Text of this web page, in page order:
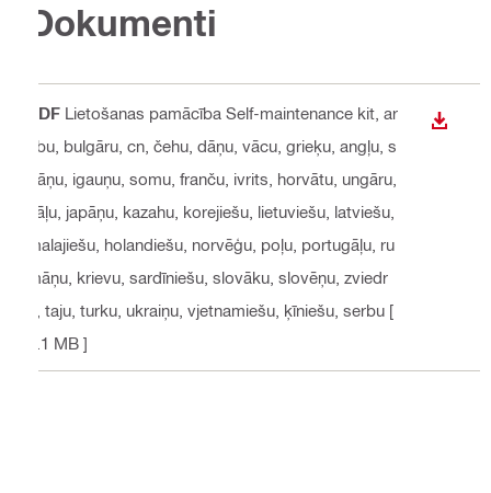
Dokumenti
PDF Lietošanas pamācība Self-maintenance kit , ar
ābu, bulgāru, cn, čehu, dāņu, vācu, grieķu, angļu, s
pāņu, igauņu, somu, franču, ivrits, horvātu, ungāru,
itāļu, japāņu, kazahu, korejiešu, lietuviešu, latviešu,
malajiešu, holandiešu, norvēģu, poļu, portugāļu, ru
māņu, krievu, sardīniešu, slovāku, slovēņu, zviedr
u, taju, turku, ukraiņu, vjetnamiešu, ķīniešu, serbu [
2.1 MB ]